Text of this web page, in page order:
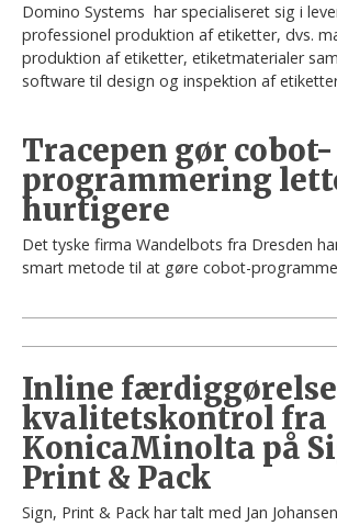
Domino Systems har specialiseret sig i
professionel produktion af etiketter, dvs.
produktion af etiketter, etiketmaterialer
software til design og inspektion af
Tracepen gør cobot-
programmering
hurtigere
Det tyske firma Wandelbots fra Dresden
smart metode til at gøre cobot-
Inline
kvalitetskontrol fra
KonicaMinolta på
Print & Pack
Sign, Print & Pack har talt med Jan